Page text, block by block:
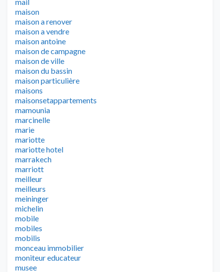
maison
maison a renover
maison a vendre
maison antoine
maison de campagne
maison de ville
maison du bassin
maison particulière
maisons
maisonsetappartements
mamounia
marcinelle
marie
mariotte
mariotte hotel
marrakech
marriott
meilleur
meilleurs
meininger
michelin
mobile
mobiles
mobilis
monceau immobilier
moniteur educateur
musee